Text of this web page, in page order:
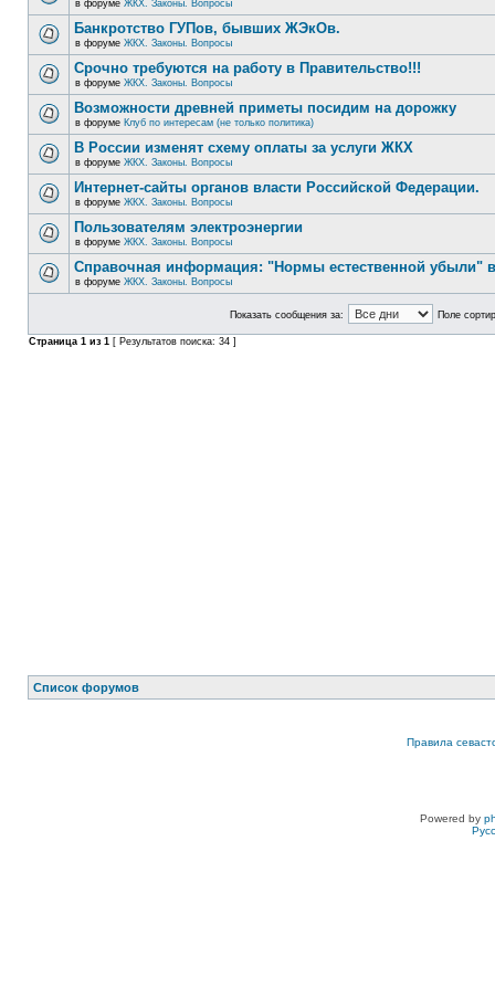
в форуме ЖКХ. Законы. Вопросы
Банкротство ГУПов, бывших ЖЭкОв.
в форуме ЖКХ. Законы. Вопросы
Срочно требуются на работу в Правительство!!!
в форуме ЖКХ. Законы. Вопросы
Возможности древней приметы посидим на дорожку
в форуме Клуб по интересам (не только политика)
В России изменят схему оплаты за услуги ЖКХ
в форуме ЖКХ. Законы. Вопросы
Интернет-сайты органов власти Российской Федерации.
в форуме ЖКХ. Законы. Вопросы
Пользователям электроэнергии
в форуме ЖКХ. Законы. Вопросы
Справочная информация: "Нормы естественной убыли"
в форуме ЖКХ. Законы. Вопросы
Показать сообщения за: Поле
Страница 1 из 1 [ Результатов поиска: 34 ]
Список форумов
Правила
Powered by